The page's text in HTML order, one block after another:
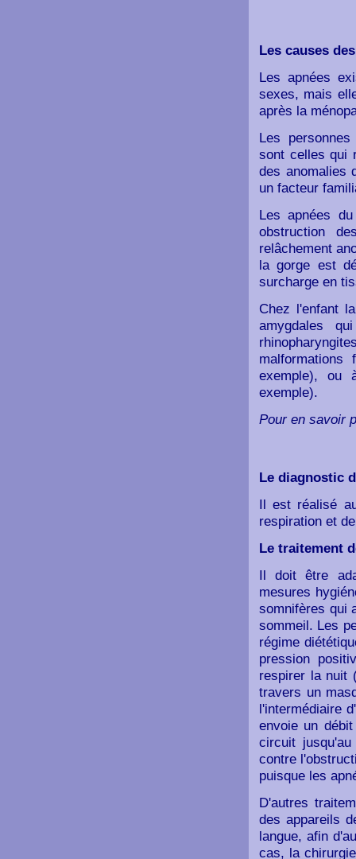
Les causes
Les apnées
sexes, mais
après la
Les
sont celles qui
des anomalies
un facteur
Les apnées
obstruction
relâchement
la gorge est
surcharge en
Chez l'enfant
amygdales
malformations
exemple), ou
exemple).
Pour en savoir
Le diagnostic
Il est réalisé
respiration et
Le traitement
Il doit être
mesures
somnifères qui
sommeil. Les
régime
pression
respirer la nuit
travers un
l'intermédiaire
envoie un
circuit
contre
puisque les
D'autres
des appareils
langue, afin
cas, la